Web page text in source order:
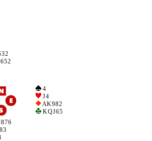
3 2
5 2
4
J 4
A K 9 8 2
K Q J 6 5
7 6
3